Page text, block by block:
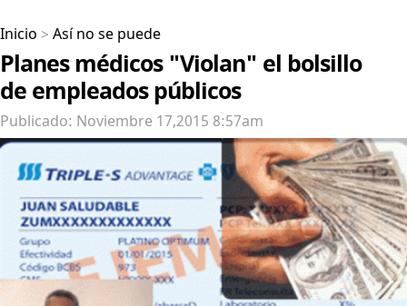
Inicio > Así no se puede
Planes médicos "Violan" el bolsillo
de empleados públicos
Publicado: Noviembre 17,2015 8:57am